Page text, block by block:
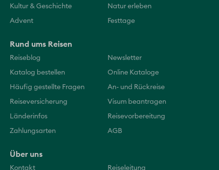
Kultur & Geschichte Natur erleben
Advent Festtage
Rund ums Reisen
Reiseblog Newsletter
Katalog bestellen Online Kataloge
Häufig gestellte Fragen An- und Rückreise
Reiseversicherung Visum beantragen
Länderinfos Reisevorbereitung
Zahlungsarten AGB
Über uns
Kontakt Reiseleitung